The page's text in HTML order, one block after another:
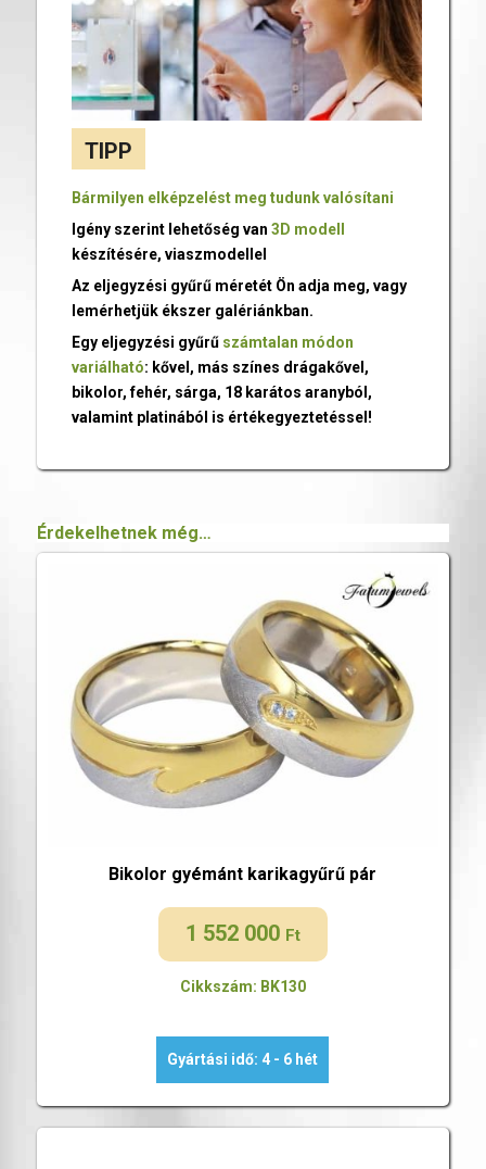
TIPP
Bármilyen elképzelést meg tudunk valósítani
Igény szerint lehetőség van 3D modell
készítésére, viaszmodellel
Az eljegyzési gyűrű méretét Ön adja meg, vagy
lemérhetjük ékszer galériánkban.
Egy eljegyzési gyűrű számtalan módon
variálható: kővel, más színes drágakővel,
bikolor, fehér, sárga, 18 karátos aranyból,
valamint platinából is értékegyeztetéssel!
Érdekelhetnek még…
Bikolor gyémánt karikagyűrű pár
1 552 000 Ft
Cikkszám: BK130
Gyártási idő: 4 - 6 hét